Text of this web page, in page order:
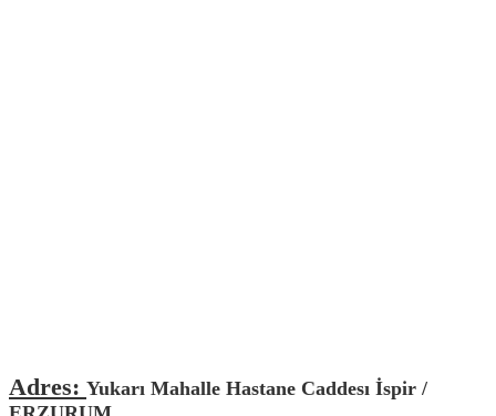
Adres: Yukarı Mahalle Hastane Caddesı İspir /